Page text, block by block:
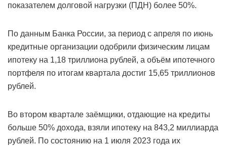
показателем долговой нагрузки (ПДН) более 50%.
По данным Банка России, за период с апреля по июнь
кредитные организации одобрили физическим лицам
ипотеку на 1,18 триллиона рублей, а объём ипотечного
портфеля по итогам квартала достиг 15,65 триллионов
рублей.
Во втором квартале заёмщики, отдающие на кредиты
больше 50% дохода, взяли ипотеку на 843,2 миллиарда
рублей. По состоянию на 1 июля 2023 года их